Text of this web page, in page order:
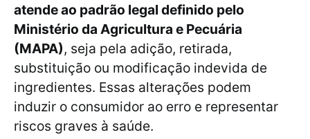
atende ao padrão legal definido pelo
Ministério da Agricultura e Pecuária
(MAPA), seja pela adição, retirada,
substituição ou modificação indevida de
ingredientes. Essas alterações podem
induzir o consumidor ao erro e representar
riscos graves à saúde.